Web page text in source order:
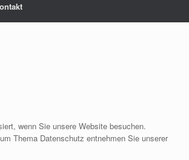
wenn Sie unsere Website besuchen.
Thema Datenschutz entnehmen Sie unserer